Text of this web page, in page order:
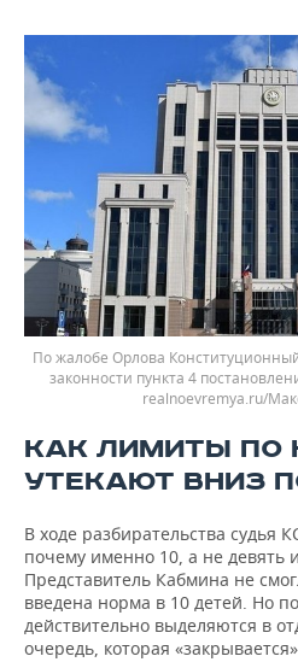
По жалобе Орлова
законности пункта 4
realnoevremya.ru/
КАК ЛИМИТЫ ПО
УТЕКАЮТ ВНИЗ
В ходе разбирательства судья
почему именно 10, а не девять
Представитель Кабмина не
введена норма в 10 детей. Но
действительно выделяются в
очередь, которая